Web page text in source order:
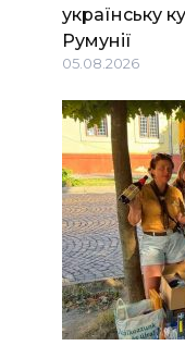
українську
Румунії
05.08.2026